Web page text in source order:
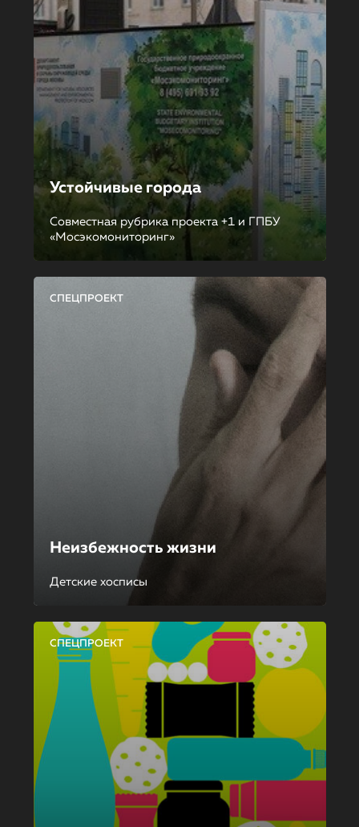
Устойчивые города
Совместная рубрика проекта +1 и ГПБУ
«Мосэкомониторинг»
СПЕЦПРОЕКТ
Неизбежность жизни
Детские хосписы
СПЕЦПРОЕКТ